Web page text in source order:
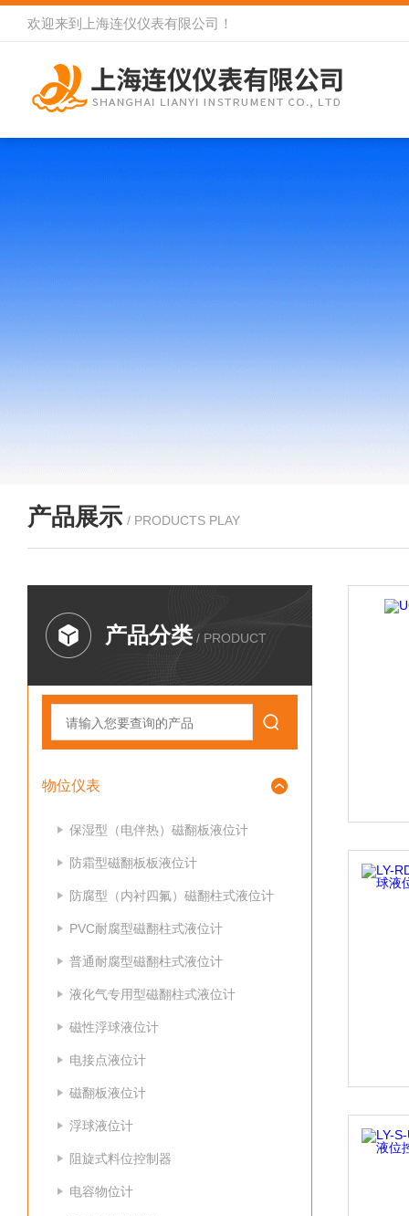
欢迎来到 上海连仪仪表有限公司 ！
产品展示 / PRODUCTS PLAY
产品分类 / PRODUCT
物位仪表
保湿型（电伴热）磁翻板液位计
防霜型磁翻板板液位计
防腐型（内衬四氟）磁翻柱式液位计
PVC耐腐型磁翻柱式液位计
普通耐腐型磁翻柱式液位计
液化气专用型磁翻柱式液位计
磁性浮球液位计
电接点液位计
磁翻板液位计
浮球液位计
阻旋式料位控制器
电容物位计